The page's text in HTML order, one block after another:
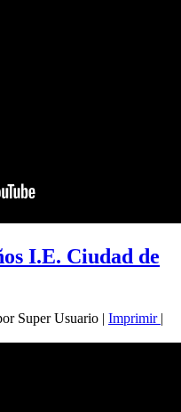
I.E. Ciudad de
Super Usuario | Imprimir |